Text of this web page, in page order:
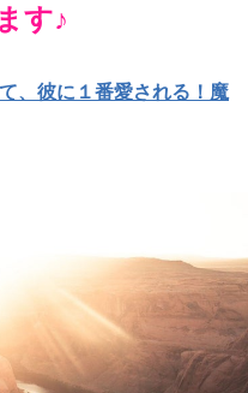
す♪
、彼に１番愛される！魔